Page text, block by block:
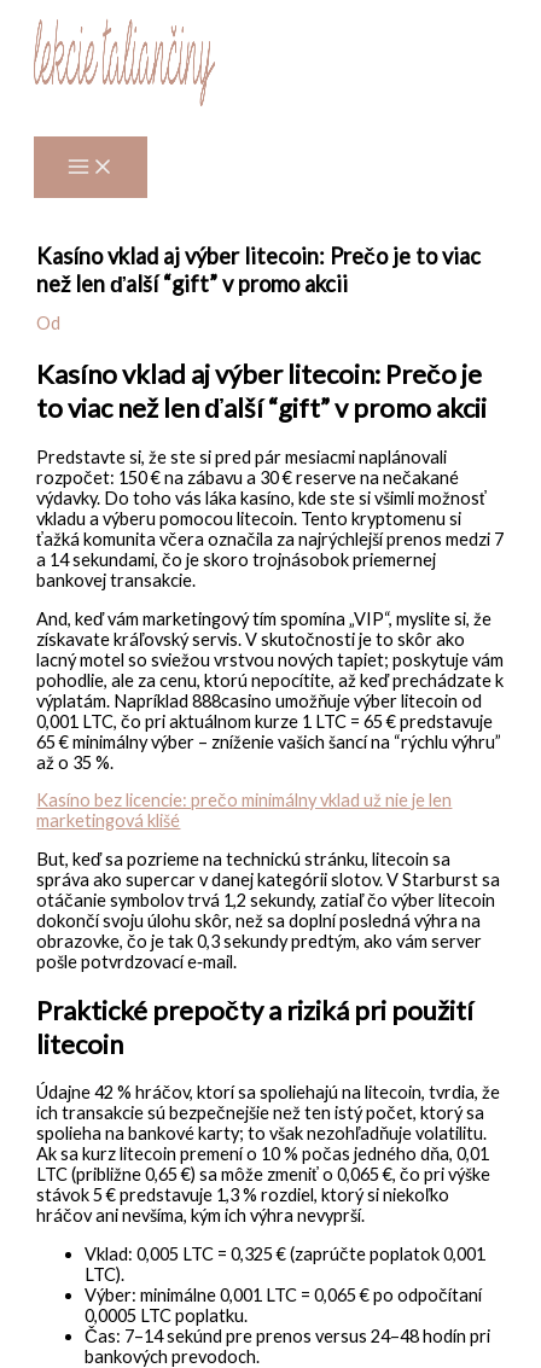
Preskočiť
obsah
Kasíno vklad aj výber litecoin: Prečo je to viac
než len ďalší “gift” v promo akcii
Od
Kasíno vklad aj výber litecoin: Prečo je
to viac než len ďalší “gift” v promo akcii
Predstavte si, že ste si pred pár mesiacmi naplánovali
rozpočet: 150 € na zábavu a 30 € reserve na nečakané
výdavky. Do toho vás láka kasíno, kde ste si všimli možnosť
vkladu a výberu pomocou litecoin. Tento kryptomenu si
ťažká komunita včera označila za najrýchlejší prenos medzi 7
a 14 sekundami, čo je skoro trojnásobok priemernej
bankovej transakcie.
And, keď vám marketingový tím spomína „VIP“, myslite si, že
získavate kráľovský servis. V skutočnosti je to skôr ako
lacný motel so sviežou vrstvou nových tapiet; poskytuje vám
pohodlie, ale za cenu, ktorú nepocítite, až keď prechádzate k
výplatám. Napríklad 888casino umožňuje výber litecoin od
0,001 LTC, čo pri aktuálnom kurze 1 LTC = 65 € predstavuje
65 € minimálny výber – zníženie vašich šancí na “rýchlu výhru”
až o 35 %.
Kasíno bez licencie: prečo minimálny vklad už nie je len
marketingová klišé
But, keď sa pozrieme na technickú stránku, litecoin sa
správa ako supercar v danej kategórii slotov. V Starburst sa
otáčanie symbolov trvá 1,2 sekundy, zatiaľ čo výber litecoin
dokončí svoju úlohu skôr, než sa doplní posledná výhra na
obrazovke, čo je tak 0,3 sekundy predtým, ako vám server
pošle potvrdzovací e‑mail.
Praktické prepočty a riziká pri použití
litecoin
Údajne 42 % hráčov, ktorí sa spoliehajú na litecoin, tvrdia, že
ich transakcie sú bezpečnejšie než ten istý počet, ktorý sa
spolieha na bankové karty; to však nezohľadňuje volatilitu.
Ak sa kurz litecoin premení o 10 % počas jedného dňa, 0,01
LTC (približne 0,65 €) sa môže zmeniť o 0,065 €, čo pri výške
stávok 5 € predstavuje 1,3 % rozdiel, ktorý si niekoľko
hráčov ani nevšíma, kým ich výhra nevyprší.
Vklad: 0,005 LTC = 0,325 € (zaprúčte poplatok 0,001
LTC).
Výber: minimálne 0,001 LTC = 0,065 € po odpočítaní
0,0005 LTC poplatku.
Čas: 7–14 sekúnd pre prenos versus 24–48 hodín pri
bankových prevodoch.